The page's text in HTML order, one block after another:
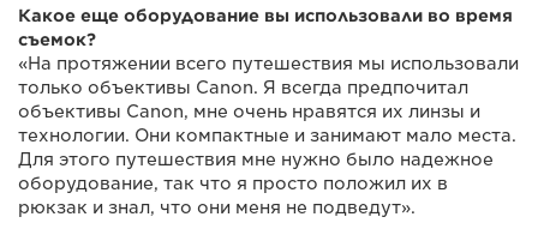
Какое еще оборудование вы использовали во время
съемок?
«На протяжении всего путешествия мы использовали
только объективы Canon. Я всегда предпочитал
объективы Canon, мне очень нравятся их линзы и
технологии. Они компактные и занимают мало места.
Для этого путешествия мне нужно было надежное
оборудование, так что я просто положил их в
рюкзак и знал, что они меня не подведут».